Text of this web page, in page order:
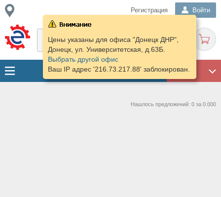
Регистрация Войти
ГАРАЖ
Цены указаны для офиса "Донецк ДНР",
Донецк, ул. Университетская, д.63Б.
Выбрать другой офис
Ваш IP адрес '216.73.217.88' заблокирован.
Нашлось предложений: 0 за 0.000